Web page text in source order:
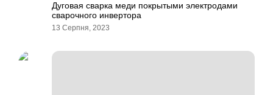
Дуговая сварка меди покрытыми электродами
сварочного инвертора
13 Серпня, 2023